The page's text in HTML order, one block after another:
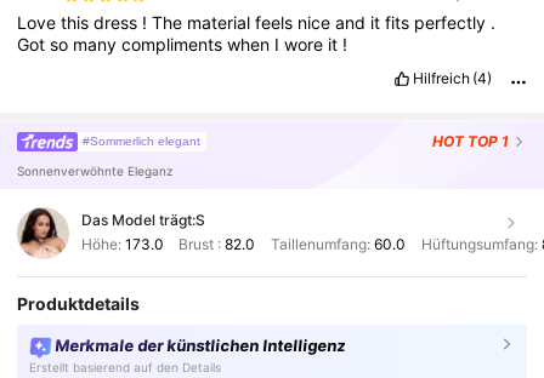
Lovethisdress !The materialfeels niceand itfits perfectly .
Gotso manycomplimentswhen Iwore it !
Hilfreich (4)
#Sommerlich elegant HOT TOP 1
Sonnenverwöhnte Eleganz
Das Model trägt:S
Höhe: 173.0 Brust :82.0 Taillenumfang: 60.0 Hüftungsumfang:
Produktdetails
Merkmale der künstlichen Intelligenz
Erstellt basierend auf den Details